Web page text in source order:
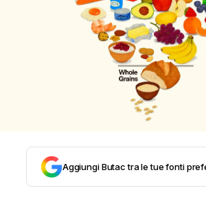
CLIMA ED ENERGIA
Aggiungi Butac tra le tue fonti